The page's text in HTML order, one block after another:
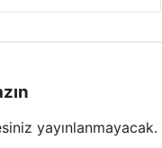
yayınlanmayacak.